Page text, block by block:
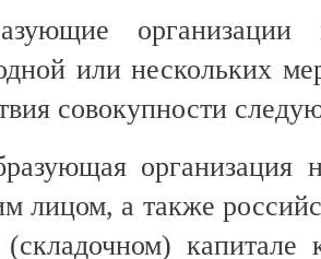
или нескольких
совокупности
организация
лицом, а также
капитале